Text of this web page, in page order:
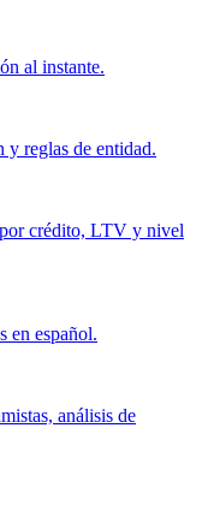
al instante.
reglas de entidad.
por crédito, LTV y nivel
en español.
análisis de